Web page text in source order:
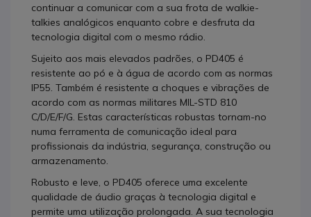
continuar a comunicar com a sua frota de walkie-
talkies analógicos enquanto cobre e desfruta da
tecnologia digital com o mesmo rádio.
Sujeito aos mais elevados padrões, o PD405 é
resistente ao pó e à água de acordo com as normas
IP55. Também é resistente a choques e vibrações de
acordo com as normas militares MIL-STD 810
C/D/E/F/G. Estas características robustas tornam-no
numa ferramenta de comunicação ideal para
profissionais da indústria, segurança, construção ou
armazenamento.
Robusto e leve, o PD405 oferece uma excelente
qualidade de áudio graças à tecnologia digital e
permite uma utilização prolongada. A sua tecnologia